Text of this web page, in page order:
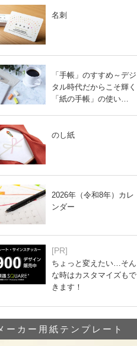
名刺
「手帳」のすすめ～デジ
タル時代だからこそ輝く
「紙の手帳」の使い…
のし紙
2026年（令和8年）カレ
ンダー
[PR]
ちょっと変えたい…そん
な時はカスタマイズもで
きます！
ーカー用紙テンプレート